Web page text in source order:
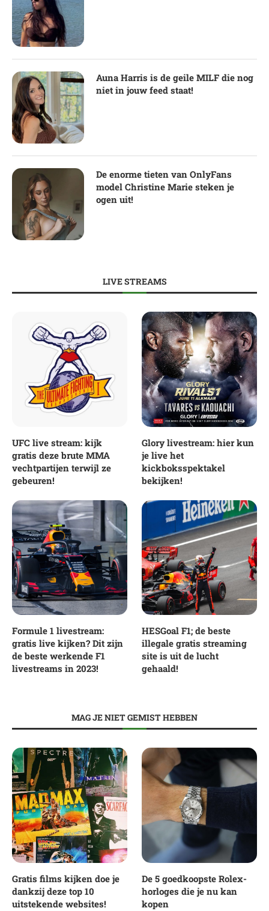
Auna Harris is de geile MILF die nog
niet in jouw feed staat!
De enorme tieten van OnlyFans
model Christine Marie steken je
ogen uit!
LIVE STREAMS
UFC live stream: kijk
gratis deze brute MMA
vechtpartijen terwijl ze
gebeuren!
Glory livestream: hier kun
je live het
kickboksspektakel
bekijken!
Formule 1 livestream:
gratis live kijken? Dit zijn
de beste werkende F1
livestreams in 2023!
HESGoal F1; de beste
illegale gratis streaming
site is uit de lucht
gehaald!
MAG JE NIET GEMIST HEBBEN
Gratis films kijken doe je
dankzij deze top 10
uitstekende websites!
De 5 goedkoopste Rolex-
horloges die je nu kan
kopen